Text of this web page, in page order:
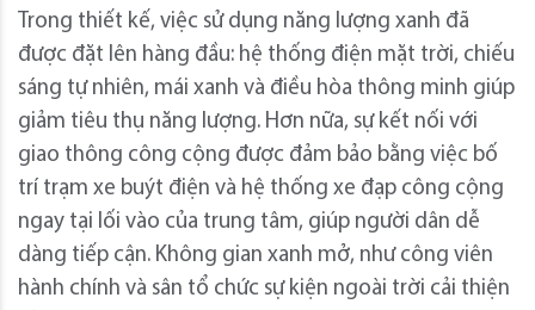
Trong thiết kế, việc sử dụng năng lượng xanh đã
được đặt lên hàng đầu: hệ thống điện mặt trời, chiếu
sáng tự nhiên, mái xanh và điều hòa thông minh giúp
giảm tiêu thụ năng lượng. Hơn nữa, sự kết nối với
giao thông công cộng được đảm bảo bằng việc bố
trí trạm xe buýt điện và hệ thống xe đạp công cộng
ngay tại lối vào của trung tâm, giúp người dân dễ
dàng tiếp cận. Không gian xanh mở, như công viên
hành chính và sân tổ chức sự kiện ngoài trời cải thiện